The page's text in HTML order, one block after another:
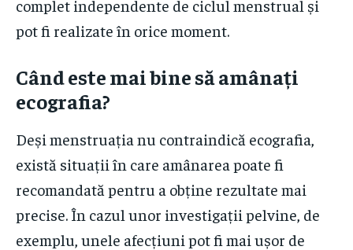
complet independente de ciclul menstrual și
pot fi realizate în orice moment.
Când este mai bine să amânați
ecografia?
Deși menstruația nu contraindică ecografia,
există situații în care amânarea poate fi
recomandată pentru a obține rezultate mai
precise. În cazul unor investigații pelvine, de
exemplu, unele afecțiuni pot fi mai ușor de